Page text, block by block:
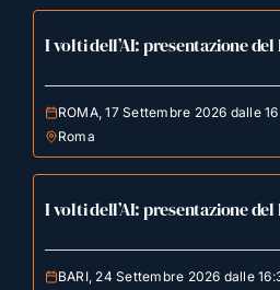
I volti dell’AI: presentazione
ROMA, 17 Settembre 2026 dalle
Roma
I volti dell’AI: presentazione
BARI, 24 Settembre 2026 dalle